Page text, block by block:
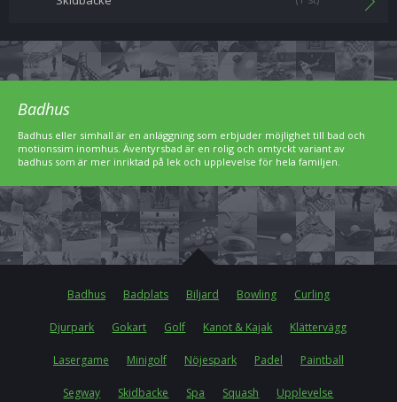
Badhus
Badhus eller simhall är en anläggning som erbjuder möjlighet till bad och
motionssim inomhus. Äventyrsbad är en rolig och omtyckt variant av
badhus som är mer inriktad på lek och upplevelse för hela familjen.
Badhus Badplats Biljard Bowling Curling
Djurpark Gokart Golf Kanot & Kajak Klättervägg
Lasergame Minigolf Nöjespark Padel Paintball
Segway Skidbacke Spa Squash Upplevelse